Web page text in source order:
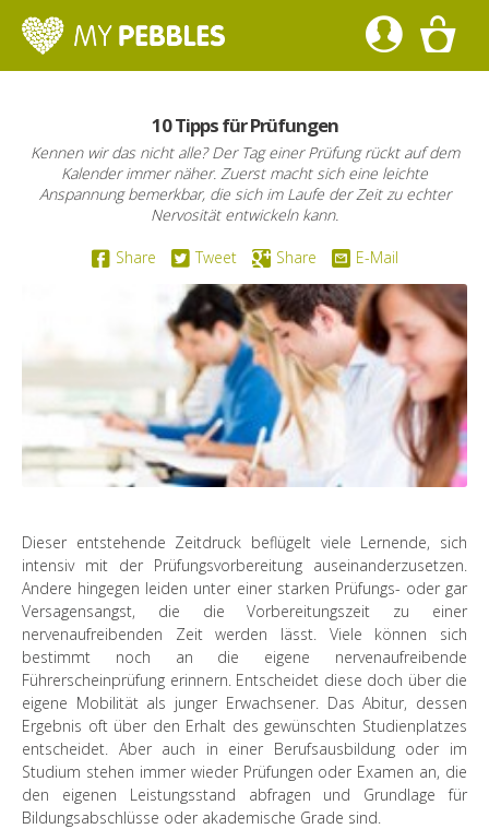
10 Tipps für Prüfungen
Kennen wir das nicht alle? Der Tag einer Prüfung rückt auf dem
Kalender immer näher. Zuerst macht sich eine leichte
Anspannung bemerkbar, die sich im Laufe der Zeit zu echter
Nervosität entwickeln kann.
Share Tweet Share E-Mail
Dieser entstehende Zeitdruck beflügelt viele Lernende, sich
intensiv mit der Prüfungsvorbereitung auseinanderzusetzen.
Andere hingegen leiden unter einer starken Prüfungs- oder gar
Versagensangst, die die Vorbereitungszeit zu einer
nervenaufreibenden Zeit werden lässt. Viele können sich
bestimmt noch an die eigene nervenaufreibende
Führerscheinprüfung erinnern. Entscheidet diese doch über die
eigene Mobilität als junger Erwachsener. Das Abitur, dessen
Ergebnis oft über den Erhalt des gewünschten Studienplatzes
entscheidet. Aber auch in einer Berufsausbildung oder im
Studium stehen immer wieder Prüfungen oder Examen an, die
den eigenen Leistungsstand abfragen und Grundlage für
Bildungsabschlüsse oder akademische Grade sind.